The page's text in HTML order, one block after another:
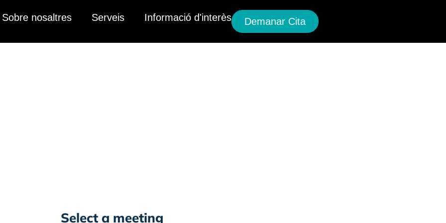
Sobre nosaltres Serveis Informació d'interès Demanar Cita